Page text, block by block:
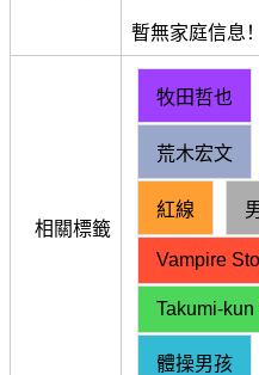
暫無家庭信息！
相關標籤
牧田哲也
荒木宏文
紅線
Vampire
體操男孩